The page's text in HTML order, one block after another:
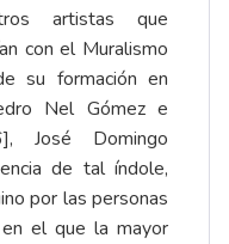
artistas que
con el Muralismo
su formación en
Nel Gómez e
, José Domingo
de tal índole,
por las personas
el que la mayor